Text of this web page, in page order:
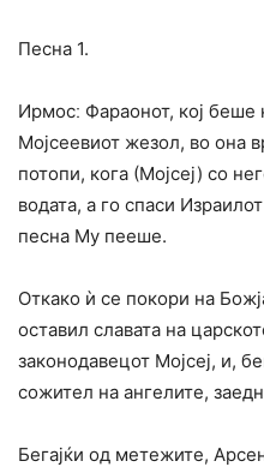
Песна 1.
Ирмосː Фараонот, кој
Мојсеевиот жезол, во она
потопи, кога (Мојсеј) со
водата, а го спаси
песна Му пееше.
Откако ѝ се покори на
оставил славата на
законодавецот Мојсеј, и,
сожител на ангелите,
Бегајќи од метежите,